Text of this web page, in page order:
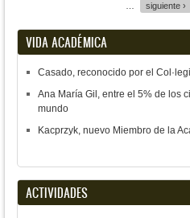
siguiente ›
VIDA ACADÉMICA
Casado, reconocido por el
Ana María Gil, entre el 5% de los
mundo
Kacprzyk, nuevo Miembro de la
ACTIVIDADES